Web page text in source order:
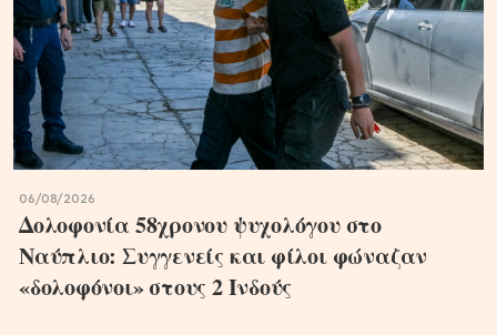
06/08/2026
Δολοφονία 58χρονου ψυχολόγου στο
Ναύπλιο: Συγγενείς και φίλοι φώναζαν
«δολοφόνοι» στους 2 Ινδούς